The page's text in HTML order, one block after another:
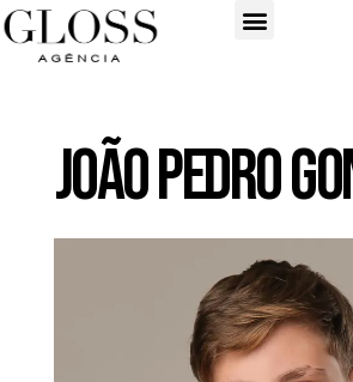
João Pedro